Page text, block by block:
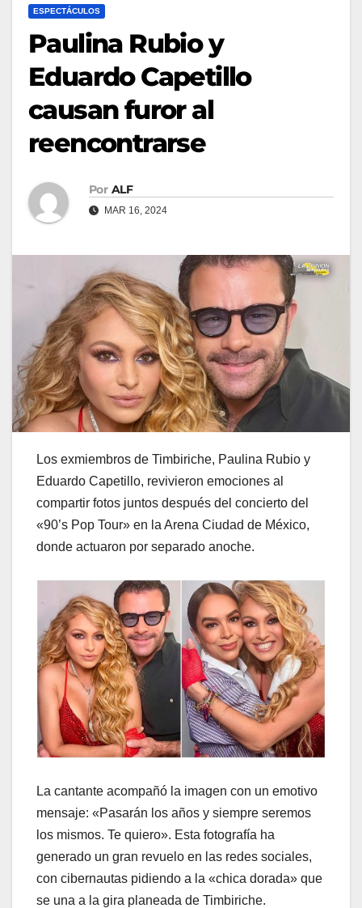
ESPECTÁCULOS
Paulina Rubio y
Eduardo Capetillo
causan furor al
reencontrarse
Por ALF
MAR 16, 2024
Los exmiembros de Timbiriche, Paulina Rubio y
Eduardo Capetillo, revivieron emociones al
compartir fotos juntos después del concierto del
«90’s Pop Tour» en la Arena Ciudad de México,
donde actuaron por separado anoche.
La cantante acompañó la imagen con un emotivo
mensaje: «Pasarán los años y siempre seremos
los mismos. Te quiero». Esta fotografía ha
generado un gran revuelo en las redes sociales,
con cibernautas pidiendo a la «chica dorada» que
se una a la gira planeada de Timbiriche.